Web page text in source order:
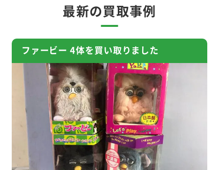
最新の買取事例
ファービー 4体を買い取りました